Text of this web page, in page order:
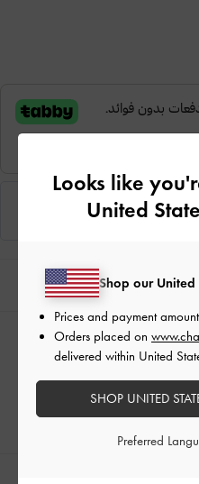
38
39
40
Looks like
United
Shop our
Prices and payment
Orders placed on
delivered within United
SHOP UNITED
Preferred